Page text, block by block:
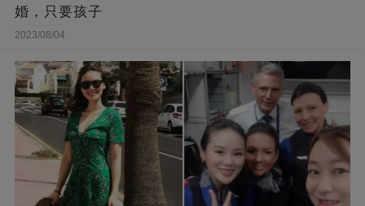
婚，只要孩子
2023/08/04